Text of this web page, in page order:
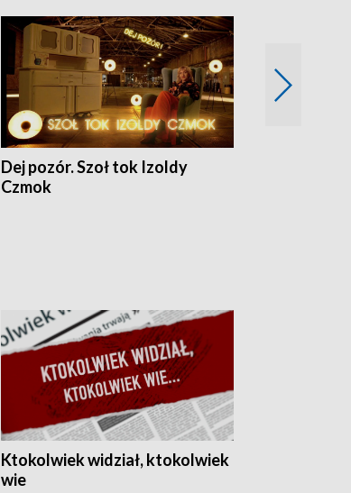
Dej pozór. Szoł tok Izoldy
Czmok
Ktokolwiek widział, ktokolwiek
wie